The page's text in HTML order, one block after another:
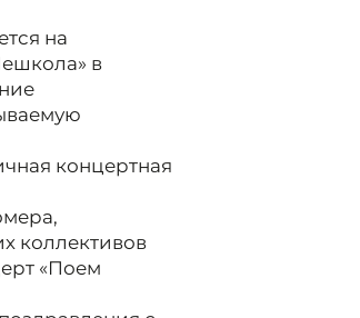
на
в
концертная
коллективов
«Поем